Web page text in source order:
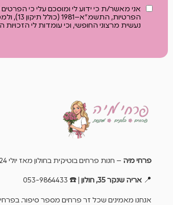
אני מאשר/ת כי ידוע לי ומוסכם עלי כי
הפרטיות, התשמ"א–1981 (כולל תיקון 13), ולמטרות המפורטות
נעשית מרצוני החופשי, וכי עומדות לי הזכויות
פרחי מיה – חנות פרחים בוטיקית בחולון מאז יולי 2024
📍 אריה שנקר 35, חולון | ☎️ 053-9864433
אנחנו מאמינים שכל זר פרחים מספר סיפור.